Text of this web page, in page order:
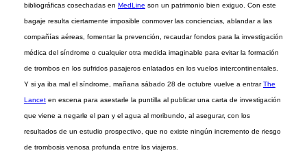
bibliográficas cosechadas en MedLine son un patrimonio bien exiguo. Con este
bagaje resulta ciertamente imposible conmover las conciencias, ablandar a las
compañías aéreas, fomentar la prevención, recaudar fondos para la investigación
médica del síndrome o cualquier otra medida imaginable para evitar la formación
de trombos en los sufridos pasajeros enlatados en los vuelos intercontinentales.
Y si ya iba mal el síndrome, mañana sábado 28 de octubre vuelve a entrarThe
Lanceten escena para asestarle la puntilla al publicar una carta de investigación
que viene a negarle el pan y el agua al moribundo, al asegurar, con los
resultados de un estudio prospectivo, que no existe ningún incremento de riesgo
de trombosis venosa profunda entre los viajeros.